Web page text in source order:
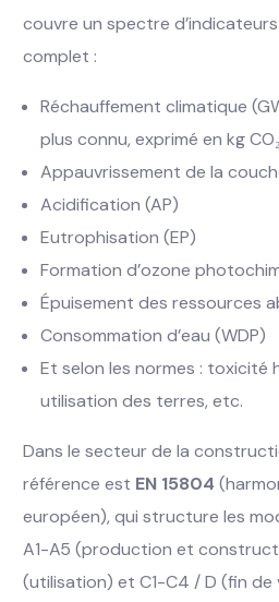
couvre un spectre
complet :
Réchauffement climatique
plus connu, exprimé en kg
Appauvrissement de la
Acidification (AP)
Eutrophisation (EP)
Formation d’ozone
Épuisement des ressources
Consommation d’eau (WDP)
Et selon les normes : toxicité
utilisation des terres, etc.
Dans le secteur de la
référence est EN 15804
européen), qui structure les
A1-A5 (production et
(utilisation) et C1-C4 / D (fin de